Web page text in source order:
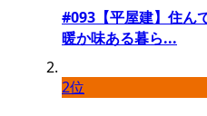
#093【平屋建】住ん
暖か味ある暮ら...
2位